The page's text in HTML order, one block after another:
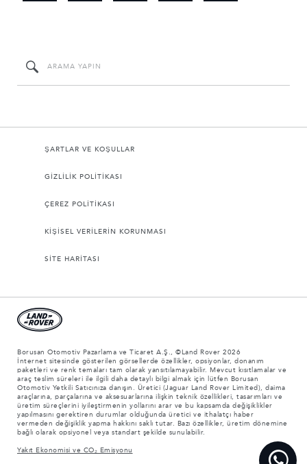
ŞARTLAR VE KOŞULLAR
GİZLİLİK POLİTİKASI
ÇEREZ POLİTİKASI
KİŞİSEL VERİLERİN KORUNMASI
SİTE HARİTASI
Borusan Otomotiv Pazarlama ve Ticaret A.Ş., ©Land Rover 2026
İnternet sitesinde gösterilen görsellerde özellikler, opsiyonlar, donanım
paketleri ve renk temaları tam olarak yansıtılamayabilir. Mevcut kısıtlamalar ve
araç teslim süreleri ile ilgili daha detaylı bilgi almak için lütfen Borusan
Otomotiv Yetkili Satıcınıza danışın. Üretici (Jaguar Land Rover Limited), daima
araçlarına, parçalarına ve aksesuarlarına ilişkin teknik özellikleri, tasarımları ve
üretim süreçlerini iyileştirmenin yollarını arar ve bu kapsamda değişiklikler
yapılmasını gerektiren durumlar olduğunda üretici ve ithalatçı haber
vermeden değişiklik yapma hakkını saklı tutar. Bazı özellikler, üretim dönemine
bağlı olarak opsiyonel veya standart şekilde sunulabilir.
Yakıt Ekonomisi ve CO₂ Emisyonu